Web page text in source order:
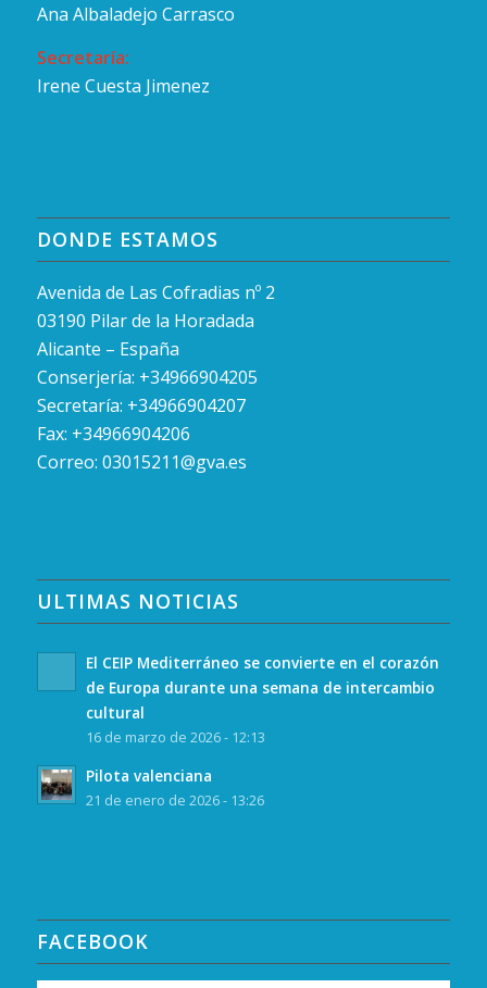
Ana Albaladejo Carrasco
Secretaría:
Irene Cuesta Jimenez
DONDE ESTAMOS
Avenida de Las Cofradias nº 2
03190 Pilar de la Horadada
Alicante – España
Conserjería: +34966904205
Secretaría: +34966904207
Fax: +34966904206
Correo: 03015211@gva.es
ULTIMAS NOTICIAS
El CEIP Mediterráneo se convierte en el corazón
de Europa durante una semana de intercambio
cultural
16 de marzo de 2026 - 12:13
Pilota valenciana
21 de enero de 2026 - 13:26
FACEBOOK